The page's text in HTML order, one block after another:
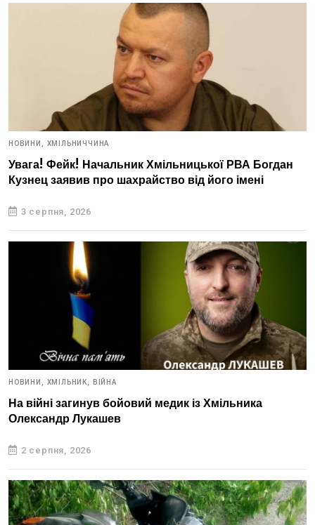
НОВИНИ, ХМІЛЬНИЧЧИНА
Увага! Фейк! Начальник Хмільницької РВА Богдан
Кузнец заявив про шахрайство від його імені
3 серпня, 2026
НОВИНИ, ХМІЛЬНИК, ВІЙНА
На війні загинув бойовий медик із Хмільника
Олександр Лукашев
2 серпня, 2026